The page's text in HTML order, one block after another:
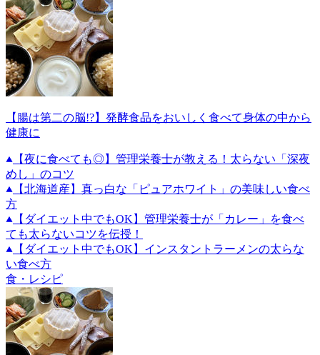
【腸は第二の脳!?】発酵食品をおいしく食べて身体の中から
健康に
【夜に食べても◎】管理栄養士が教える！太らない「深夜
めし」のコツ
【北海道産】真っ白な「ピュアホワイト」の美味しい食べ
方
【ダイエット中でもOK】管理栄養士が「カレー」を食べ
ても太らないコツを伝授！
【ダイエット中でもOK】インスタントラーメンの太らな
い食べ方
食・レシピ